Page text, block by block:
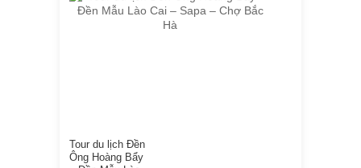
Tour du lịch Đền
Ông Hoàng Bẩy